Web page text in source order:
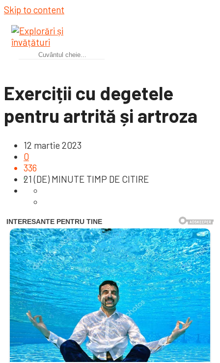
Skip to content
Exerciții cu degetele
pentru artrită și artroza
12 martie 2023
0
336
21 (DE) MINUTE TIMP DE CITIRE